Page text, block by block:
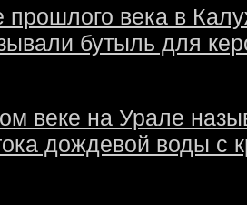
прошлого века в
бутыль для
веке на Урале
дождевой воды с